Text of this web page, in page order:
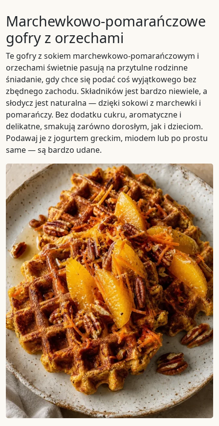
Marchewkowo-pomarańczowe
gofry z orzechami
Te gofry z sokiem marchewkowo-pomarańczowym i
orzechami świetnie pasują na przytulne rodzinne
śniadanie, gdy chce się podać coś wyjątkowego bez
zbędnego zachodu. Składników jest bardzo niewiele, a
słodycz jest naturalna — dzięki sokowi z marchewki i
pomarańczy. Bez dodatku cukru, aromatyczne i
delikatne, smakują zarówno dorosłym, jak i dzieciom.
Podawaj je z jogurtem greckim, miodem lub po prostu
same — są bardzo udane.